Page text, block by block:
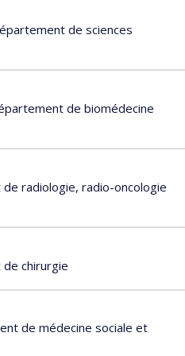
de sciences
de biomédecine
radiologie, radio-oncologie
chirurgie
de médecine sociale et